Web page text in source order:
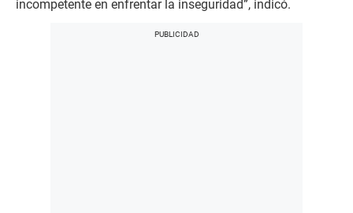
incompetente en enfrentar la inseguridad”, indicó.